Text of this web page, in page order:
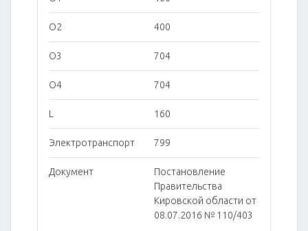
O2 400
O3 704
O4 704
L 160
Электротранспорт 799
Документ
Постановление
Правительства
Кировской области от
08.07.2016 № 110/403